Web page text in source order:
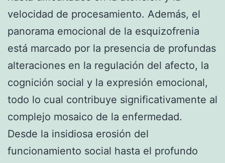
velocidad de procesamiento. Además, el
panorama emocional de la esquizofrenia
está marcado por la presencia de profundas
alteraciones en la regulación del afecto, la
cognición social y la expresión emocional,
todo lo cual contribuye significativamente al
complejo mosaico de la enfermedad.
Desde la insidiosa erosión del
funcionamiento social hasta el profundo